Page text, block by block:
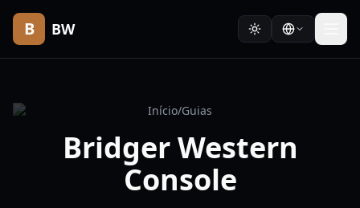
B BW
Início/Guias
Bridger Western
Console